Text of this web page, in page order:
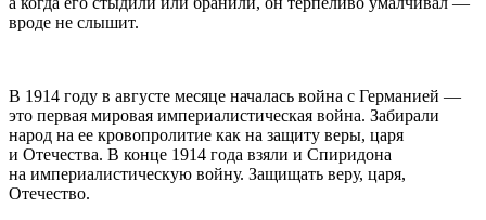
вроде не слышит.
В 1914 году в августе месяце началась война с Германией —
это первая мировая империалистическая война. Забирали
народ на ее кровопролитие как на защиту веры, царя
и Отечества. В конце 1914 года взяли и Спиридона
на империалистическую войну. Защищать веру, царя,
Отечество.